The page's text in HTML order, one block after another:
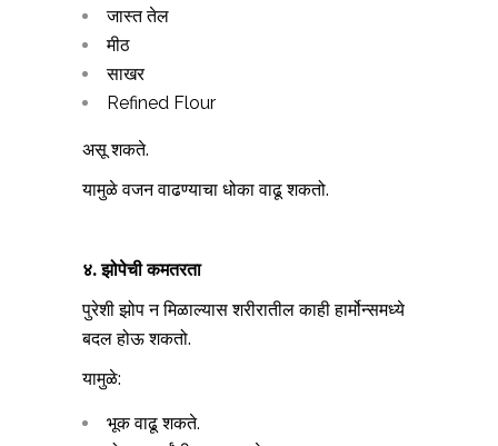
जास्त तेल
मीठ
साखर
Refined Flour
असू शकते.
यामुळे वजन वाढण्याचा धोका वाढू शकतो.
४. झोपेची कमतरता
पुरेशी झोप न मिळाल्यास शरीरातील काही हार्मोन्समध्ये
बदल होऊ शकतो.
यामुळे:
भूक वाढू शकते.